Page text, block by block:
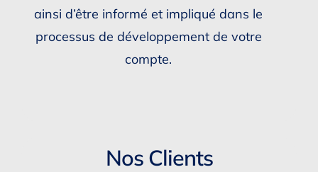
ainsi d’être informé et impliqué dans le
processus de développement de votre
compte.
Nos Clients